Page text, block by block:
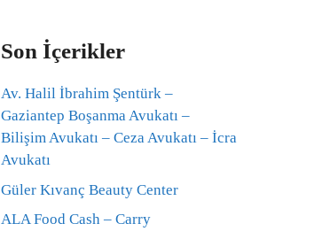
Son İçerikler
Av. Halil İbrahim Şentürk –
Gaziantep Boşanma Avukatı –
Bilişim Avukatı – Ceza Avukatı – İcra
Avukatı
Güler Kıvanç Beauty Center
ALA Food Cash – Carry